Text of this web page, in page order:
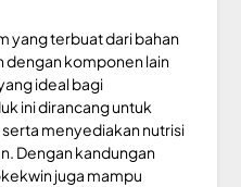
yang terbuat dari bahan
dengan komponen lain
ideal bagi
ini dirancang untuk
menyediakan nutrisi
Dengan kandungan
juga mampu